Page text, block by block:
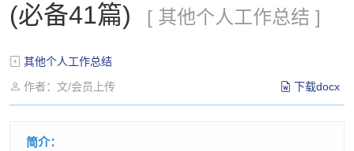
(必备41篇)
[ 其他个人工作总结 ]
其他个人工作总结
作者：文/会员上传
下载docx
简介：